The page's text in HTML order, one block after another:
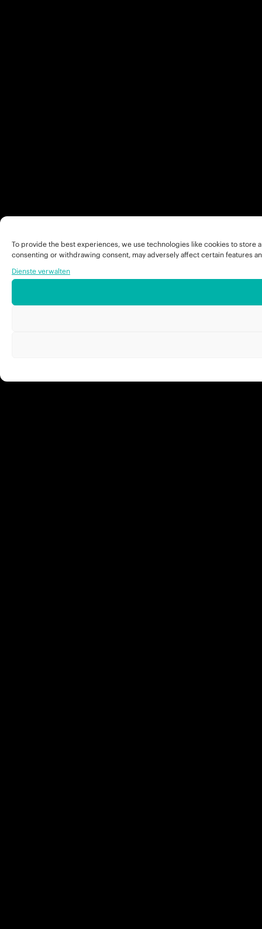
To provide the best experiences, we use technologies like cookies to
consenting or withdrawing consent, may adversely affect certain features
Dienste verwalten